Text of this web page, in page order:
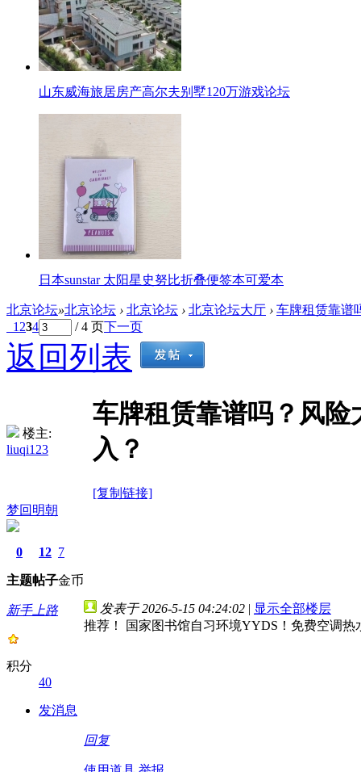
山东威海旅居房产高尔夫别墅120万游戏论坛
日本sunstar 太阳星史努比折叠便签本可爱本
北京论坛»北京论坛 › 北京论坛 › 北京论坛大厅 › 车牌租赁靠谱
1 234 / 4 页下一页
返回列表
楼主:
liuqi123
车牌租赁靠谱吗？风
入？
[复制链接]
梦回明朝
0
主题
12
帖子
7
金币
新手上路
积分
40
发消息
发表于 2026-5-15 04:24:02 | 显示全部楼层
推荐！ 国家图书馆自习环境YYDS！免费空调
回复